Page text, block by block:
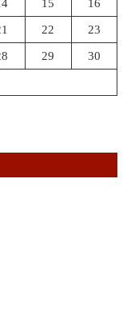
15 16
22 23
29 30